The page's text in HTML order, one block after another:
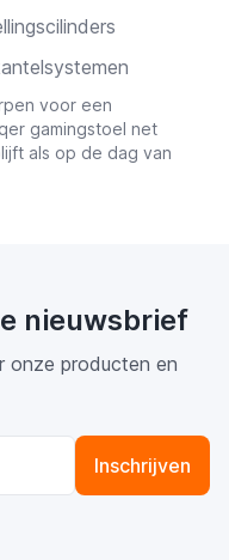
voor een
gamingstoel net
als op de dag van
nieuwsbrief
onze producten en
Inschrijven